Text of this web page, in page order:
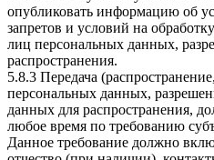
опубликовать информацию об
запретов и условий на
лиц персональных данных,
распространения.
5.8.3 Передача
персональных данных,
данных для распространения,
любое время по требованию
Данное требование должно